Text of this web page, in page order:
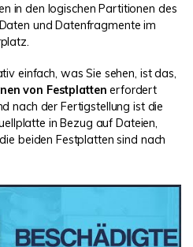
in den logischen Partitionen des
und Datenfragmente im
einfach, was Sie sehen, ist das,
von Festplatten erfordert
nach der Fertigstellung ist die
in Bezug auf Dateien,
beiden Festplatten sind nach